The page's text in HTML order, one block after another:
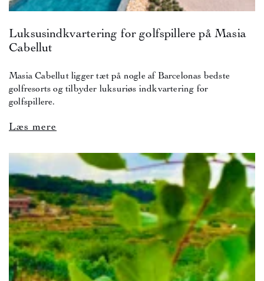
Luksusindkvartering for golfspillere på Masia
Cabellut
Masia Cabellut ligger tæt på nogle af Barcelonas bedste
golfresorts og tilbyder luksuriøs indkvartering for
golfspillere.
Læs mere